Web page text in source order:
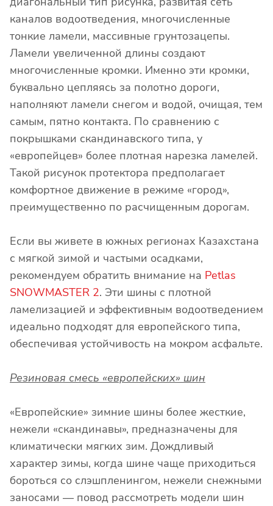
каналов водоотведения, многочисленные
тонкие ламели, массивные грунтозацепы.
Ламели увеличенной длины создают
многочисленные кромки. Именно эти кромки,
буквально цепляясь за полотно дороги,
наполняют ламели снегом и водой, очищая, тем
самым, пятно контакта. По сравнению с
покрышками скандинавского типа, у
«европейцев» более плотная нарезка ламелей.
Такой рисунок протектора предполагает
комфортное движение в режиме «город»,
преимущественно по расчищенным дорогам.
Если вы живете в южных регионах Казахстана
с мягкой зимой и частыми осадками,
рекомендуем обратить внимание на Petlas
SNOWMASTER 2. Эти шины с плотной
ламелизацией и эффективным водоотведением
идеально подходят для европейского типа,
обеспечивая устойчивость на мокром асфальте.
Резиновая смесь «европейских» шин
«Европейские» зимние шины более жесткие,
нежели «скандинавы», предназначены для
климатически мягких зим. Дождливый
характер зимы, когда шине чаще приходиться
бороться со слэшпленингом, нежели снежными
заносами — повод рассмотреть модели шин